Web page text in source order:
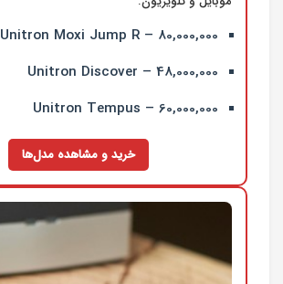
Unitron Moxi Jump R – 80,000,000
Unitron Discover – 48,000,000
Unitron Tempus – 60,000,000
خرید و مشاهده مدل‌ها